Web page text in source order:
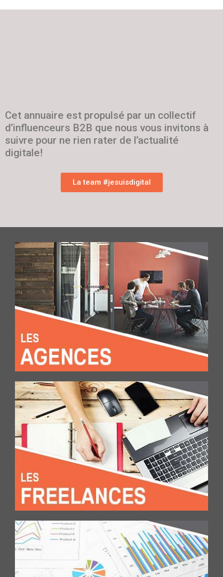
Cet annuaire est propulsé par un collectif
d’influenceurs B2B que nous vous invitons à
suivre pour ne rien rater de l’actualité
digitale!
La team #jesuisdigital